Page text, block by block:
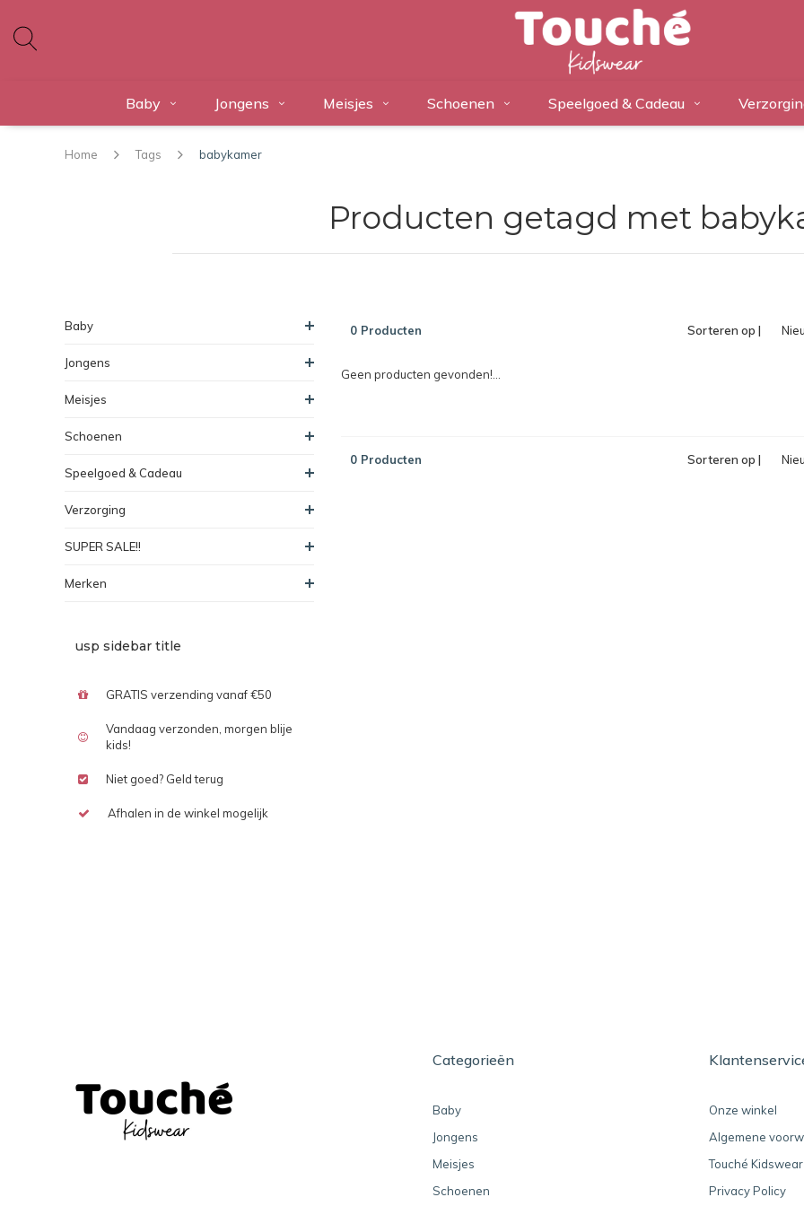
Baby Jongens Meisjes Schoenen Speelgoed & Cadeau
Home Tags babykamer
Producten getagd met
Baby
Jongens
Meisjes
Schoenen
Speelgoed & Cadeau
Verzorging
SUPER SALE!!
Merken
usp sidebar title
GRATIS verzending vanaf €50
Vandaag verzonden, morgen blije
kids!
Niet goed? Geld terug
Afhalen in de winkel mogelijk
0 Producten Sorteren op |
Geen producten gevonden!...
0 Producten Sorteren op |
Categorieën
Baby
Jongens
Meisjes
Schoenen
Onze winkel
Algemene
Touché Kidswear
Privacy Policy